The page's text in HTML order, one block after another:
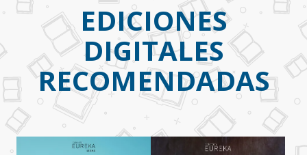
EDICIONES
DIGITALES
RECOMENDADAS